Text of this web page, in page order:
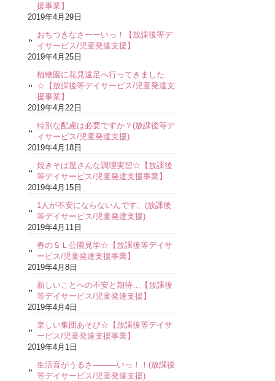
援事業】
2019年4月29日
おちつきなさーーいっ！【放課後等デ
イサービス/児童発達支援】
2019年4月25日
植物園に花見遠足へ行ってきました
☆【放課後等デイサービス/児童発達支
援事業】
2019年4月22日
特別な配慮は必要ですか？(放課後等デ
イサービス/児童発達支援)
2019年4月18日
焼きそば屋さんな調理実習☆【放課後
等デイサービス/児童発達支援事業】
2019年4月15日
1人が不安にならないんです。(放課後
等デイサービス/児童発達支援)
2019年4月11日
春のＳＬ公園見学☆【放課後等デイサ
ービス/児童発達支援事業】
2019年4月8日
新しいことへの不安と期待…【放課後
等デイサービス/児童発達支援】
2019年4月4日
楽しい集団あそび☆【放課後等デイサ
ービス/児童発達支援事業】
2019年4月1日
生活音がうるさ―――いっ！！(放課後
等デイサービス/児童発達支援)